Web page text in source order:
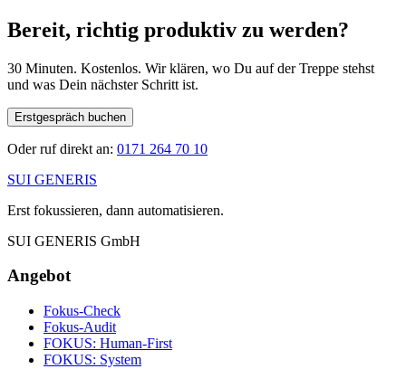
Bereit, richtig produktiv zu werden?
30 Minuten. Kostenlos. Wir klären, wo Du auf der Treppe stehst
und was Dein nächster Schritt ist.
Erstgespräch buchen
Oder ruf direkt an: 0171 264 70 10
SUI GENERIS
Erst fokussieren, dann automatisieren.
SUI GENERIS GmbH
Angebot
Fokus-Check
Fokus-Audit
FOKUS: Human-First
FOKUS: System